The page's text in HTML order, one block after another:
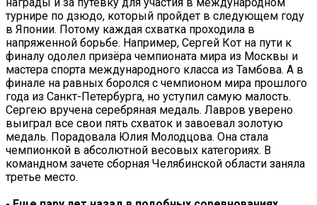
турнире по дзюдо, который пройдет в следующем году
в Японии. Потому каждая схватка проходила в
напряженной борьбе. Например, Сергей Кот на пути к
финалу одолел призёра чемпионата мира из Москвы и
мастера спорта международного класса из Тамбова. А в
финале на равных боролся с чемпионом мира прошлого
года из Санкт-Петербурга, но уступил самую малость.
Сергею вручена серебряная медаль. Лавров уверено
выиграл все свои пять схваток и завоевал золотую
медаль. Порадовала Юлия Молодцова. Она стала
чемпионкой в абсолютной весовых категориях. В
командном зачете сборная Челябинской области заняла
третье место.